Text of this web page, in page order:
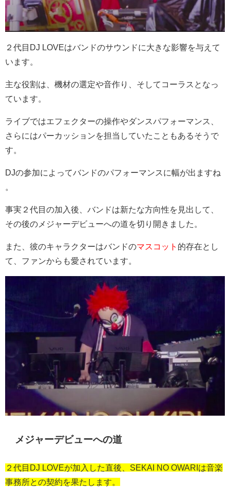
２代目DJ LOVEはバンドのサウンドに大きな影響を与えて
います。
主な役割は、機材の選定や音作り、そしてコーラスとなっ
ています。
ライブではエフェクターの操作やダンスパフォーマンス、
さらにはパーカッションを担当していたこともあるそうで
す。
DJの参加によってバンドのパフォーマンスに幅が出ますね​​​​
。
事実２代目の加入後、バンドは新たな方向性を見出して、
その後のメジャーデビューへの道を切り開きました。
また、彼のキャラクターはバンドのマスコット 的存在とし
て、ファンからも愛されています​​​​。
メジャーデビューへの道
２代目DJ LOVEが加入した直後、SEKAI NO OWARIは音楽
事務所との契約を果たします。